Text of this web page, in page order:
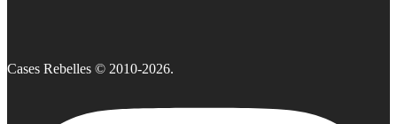
Cases Rebelles © 2010-2026.